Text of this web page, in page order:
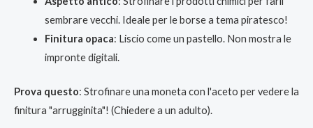
sembrare vecchi. Ideale per le borse a tema piratesco!
Finitura opaca: Liscio come un pastello. Non mostra le
impronte digitali.
Prova questo: Strofinare una moneta con l'aceto per vedere la
finitura "arrugginita"! (Chiedere a un adulto).